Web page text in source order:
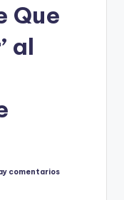
Que
al
comentarios